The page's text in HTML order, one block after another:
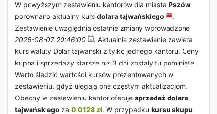
W powyższym zestawieniu kantorów dla miasta Pszów
porównano aktualny kurs dolara tajwańskiego
.
Zestawienie uwzględnia ostatnie zmiany wprowadzone
2026-08-07 20:46:00
. Aktualnie zestawienie zawiera
kurs waluty Dolar tajwański z tylko jednego kantoru. Ceny
kupna i sprzedaży starsze niż 3 dni zostały tu pominięte.
Warto śledzić wartości kursów prezentowanych w
zestawieniu, gdyż ulegają one częstym aktualizacjom.
Obecny w zestawieniu kantor oferuje sprzedaż dolara
tajwańskiego za 0.0128 zł. W przypadku kursu skupu